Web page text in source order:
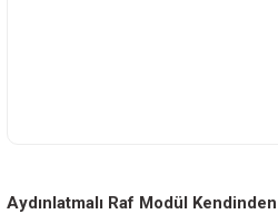
Aydınlatmalı Raf Modül